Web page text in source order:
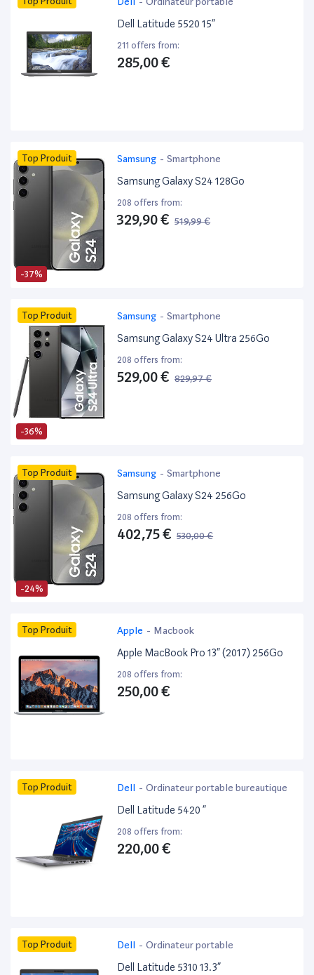
Dell Latitude 5520 15”
211 offers from:
285,00 €
-37%
Top Produit Samsung - Smartphone
Samsung Galaxy S24 128Go
208 offers from:
329,90 € 519,99 €
-36%
Top Produit Samsung - Smartphone
Samsung Galaxy S24 Ultra 256Go
208 offers from:
529,00 € 829,97 €
-24%
Top Produit Samsung - Smartphone
Samsung Galaxy S24 256Go
208 offers from:
402,75 € 530,00 €
Top Produit Apple - Macbook
Apple MacBook Pro 13” (2017) 256Go
208 offers from:
250,00 €
Top Produit Dell - Ordinateur portable bureautique
Dell Latitude 5420 ”
208 offers from:
220,00 €
Top Produit Dell - Ordinateur portable
Dell Latitude 5310 13.3”